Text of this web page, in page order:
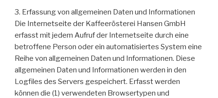
3. Erfassung von allgemeinen Daten und Informationen
Die Internetseite der Kaffeerösterei Hansen GmbH
erfasst mit jedem Aufruf der Internetseite durch eine
betroffene Person oder ein automatisiertes System eine
Reihe von allgemeinen Daten und Informationen. Diese
allgemeinen Daten und Informationen werden in den
Logfiles des Servers gespeichert. Erfasst werden
können die (1) verwendeten Browsertypen und